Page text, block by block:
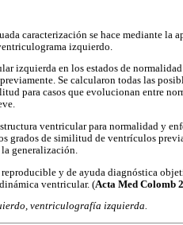
caracterización se hace mediante la
izquierdo.
izquierda en los estados de
Se calcularon todas las
para casos que evolucionan entre
ventricular para normalidad y
grados de similitud de ventrículos
generalización.
y de ayuda diagnóstica
ventricular. (Acta Med Colomb
ventriculografía izquierda.